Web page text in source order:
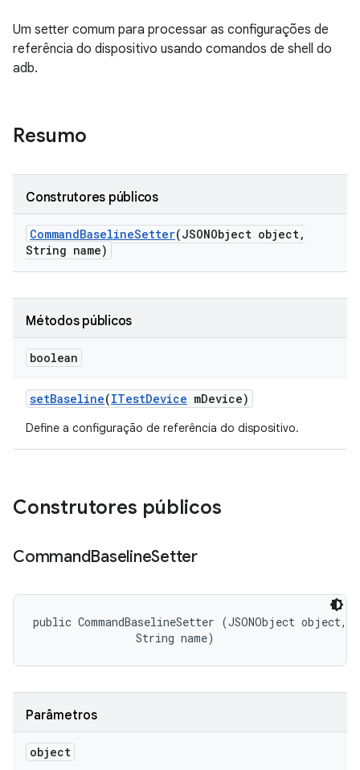
Um setter comum para processar as configurações de
referência do dispositivo usando comandos de shell do
adb.
Resumo
Construtores públicos
CommandBaselineSetter(JSONObject object,
String name)
Métodos públicos
boolean
setBaseline(ITestDevice mDevice)
Define a configuração de referência do dispositivo.
Construtores públicos
CommandBaselineSetter
public CommandBaselineSetter (JSONObject object,
                String name)
Parâmetros
object